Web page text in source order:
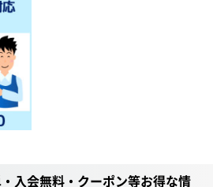
入会無料・クーポン等お得な情